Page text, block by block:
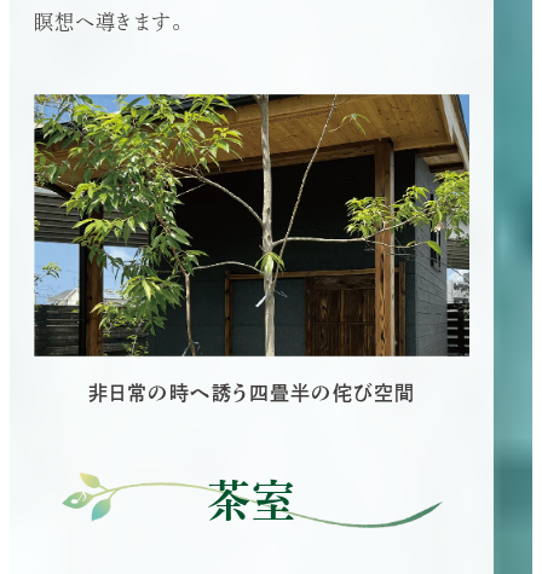
瞑想へ導きます。
非日常の時へ誘う四畳半の侘び空間
茶室